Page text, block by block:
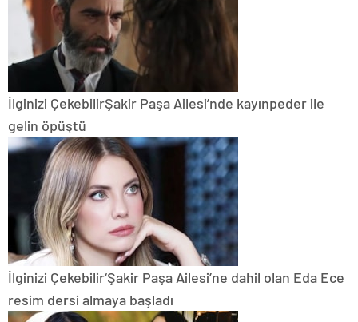
İlginizi ÇekebilirŞakir Paşa Ailesi’nde kayınpeder ile
gelin öpüştü
İlginizi Çekebilir‘Şakir Paşa Ailesi’ne dahil olan Eda Ece
resim dersi almaya başladı